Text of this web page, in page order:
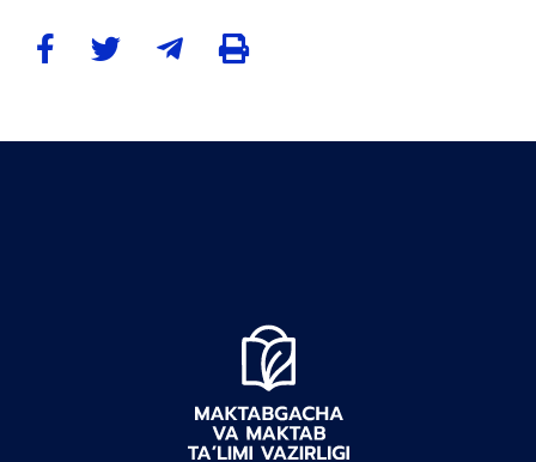
Ochiq ma'lumotlar